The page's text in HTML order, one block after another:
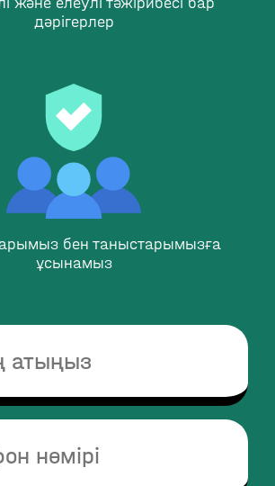
дәрігерлер
бен таныстарымызға
ұсынамыз